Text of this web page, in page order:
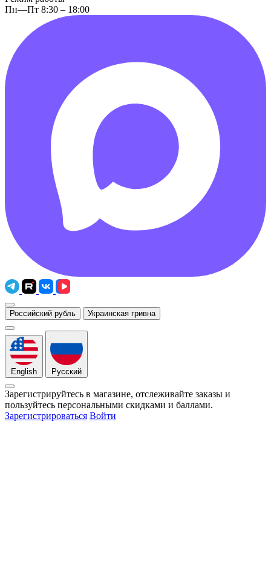
Пн—Пт 8:30 – 18:00
Российский рубль Украинская гривна
English Русский
Зарегистрируйтесь в магазине, отслеживайте заказы и
пользуйтесь персональными скидками и баллами.
Зарегистрироваться Войти